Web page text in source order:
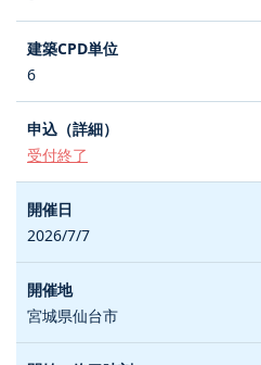
6
受付終了
2026/7/7
宮城県仙台市